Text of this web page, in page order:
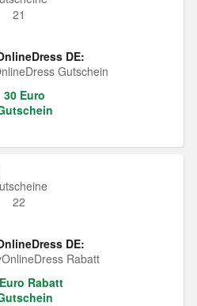
DE:
Gutschein
30 Euro
DE:
Rabatt
Rabatt